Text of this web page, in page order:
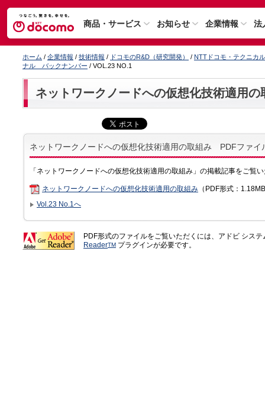
商品・サービス お知らせ 企業情報 法
ホーム / 企業情報 / 技術情報 / ドコモのR&D（研究開発） / NTTドコモ・テクニカ
ナル バックナンバー / VOL.23 NO.1
ネットワークノードへの仮想化技術適用の
ネットワークノードへの仮想化技術適用の取組み PDFファイ
「ネットワークノードへの仮想化技術適用の取組み」の掲載記事をご覧
ネットワークノードへの仮想化技術適用の取組み （PDF形式：
Vol.23 No.1へ
PDF形式のファイルをご覧いただくには、アドビ シス
ReaderTM プラグインが必要です。